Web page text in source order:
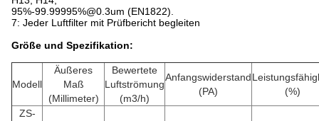
95%-99.99995%@0.3um (EN1822).
7: Jeder Luftfilter mit Prüfbericht begleiten
Größe und Spezifikation:
Modell
Äußeres
Maß
(Millimeter)
Bewertete
Luftströmung
(m3/h)
Anfangswiderstand
(PA)
(%)
ZS-